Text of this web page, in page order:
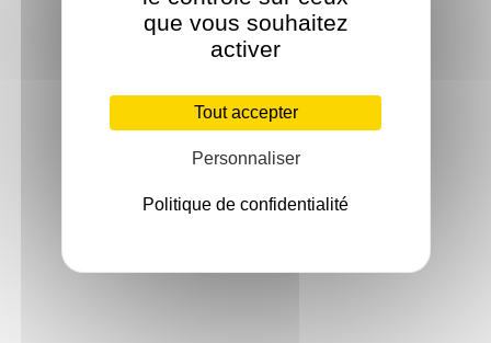
que vous souhaitez
activer
Tout accepter
Personnaliser
Politique de confidentialité